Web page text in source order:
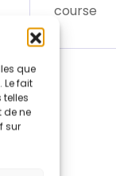
que
Le fait
de ne
sur
course